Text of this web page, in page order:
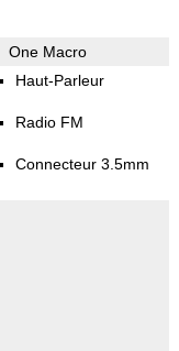
One Macro
Haut-Parleur
Radio FM
Connecteur 3.5mm